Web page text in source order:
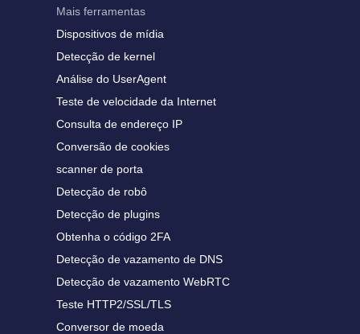
Mais ferramentas
Dispositivos de mídia
Detecção de kernel
Análise do UserAgent
Teste de velocidade da Internet
Consulta de endereço IP
Conversão de cookies
scanner de porta
Detecção de robô
Detecção de plugins
Obtenha o código 2FA
Detecção de vazamento de DNS
Detecção de vazamento WebRTC
Teste HTTP2/SSL/TLS
Conversor de moeda